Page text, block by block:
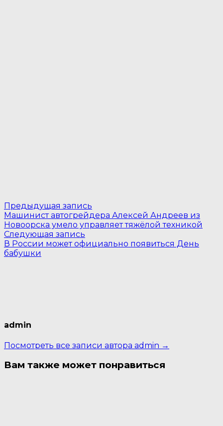
Навигация
по
записям
Предыдущая запись
запись:
Машинист автогрейдера Алексей Андреев из
Новоорска умело управляет тяжёлой техникой
Следующая запись
запись:
В России может официально появиться День
бабушки
admin
Посмотреть все записи автора admin →
Вам также может понравиться